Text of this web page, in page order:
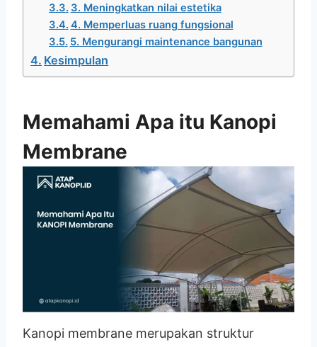
3. Meningkatkan nilai estetika
4. Memperluas ruang fungsional
5. Mengurangi maintenance bangunan
Kesimpulan
Memahami Apa itu Kanopi
Membrane
Kanopi membrane merupakan struktur